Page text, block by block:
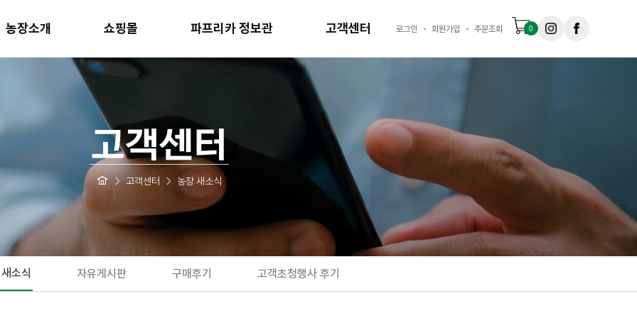
농장소개 쇼핑몰 파프리카 정보관 고객센터 로그인 회원가입 주문조회 0
고객센터
고객센터 농장 새소식
소식 자유게시판 구매후기 고객초청행사 후기